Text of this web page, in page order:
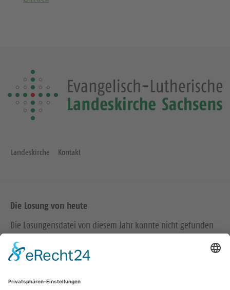
Landeskirche Kontakt
Die Losung von heute
Die Losungensdatei von diesem Jahr konnte nicht gefunden
werden. Wie das Problem gelöst werden kann, können Sie
hiernachlesen.